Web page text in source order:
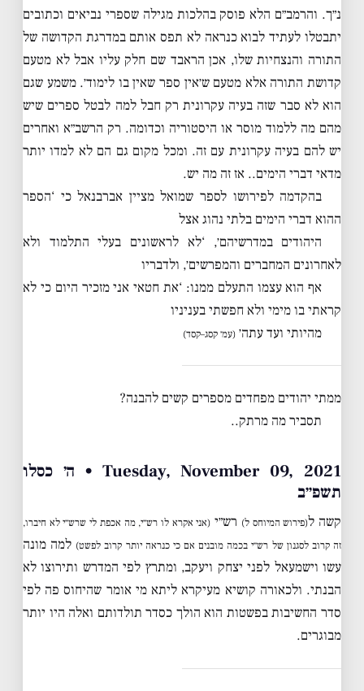
נ״ך. והרמב״ם הלא פוסק בהלכות מגילה שספרי נביאים וכתובים
יתבטלו לעתיד לבוא כנראה לא תפס אותם במדרגת הקדושה של
התורה והנצחיות שלו, אכן הראבד שם חלק עליו אבל לא מטעם
קדושת התורה אלא מטעם ש׳אין ספר שאין בו לימוד׳. משמע שגם
הוא לא סבר שזה בעיה עקרונית רק חבל למה לבטל ספרים שיש
מהם מה ללמוד מוסר או היסטוריה וכדומה. רק הרשב״א ואחרים
יש להם בעיה עקרונית עם זה. ומכל מקום גם הם לא למדו יותר
מדאי דברי הימים.. אז זה מה יש.
בהקדמה לפירושו לספר שמואל מציין אברבנאל כי ‘הספר
ההוא דברי הימים בלתי נהוג אצל
היהודים במדרשיהם׳, ‘לא לראשונים בעלי התלמוד ולא
לאחרונים המחברים והמפרשים׳, ולדבריו
אף הוא עצמו התעלם ממנו: ‘את חטאי אני מזכיר היום כי לא
קראתי בו מימי ולא חפשתי בעניניו
מהיותי ועד עתה׳ (עמ׳ קסג–קסד)
ממתי יהודים מפחדים מספרים קשים להבנה?
תסביר מה מרתק..
Tuesday, November 09, 2021 • ה׳ כסלו
תשפ״ב
קשה ל(פירוש המיוחס ל) רש״י (אני אקרא לו רש״י, מה אכפת לי שרש״י לא חיברו,
זה קרוב לסגנון של רש״י בכמה מובנים אם כי כנראה יותר קרוב לפשט) למה מונה
עשו וישמעאל לפני יצחק ויעקב, ומתרץ לפי המדרש ותירוצו לא
הבנתי. ולכאורה קושיא מעיקרא ליתא מי אומר שהיחוס פה לפי
סדר החשיבות בפשטות הוא הולך כסדר תולדותם ואלה היו יותר
מבוגרים.